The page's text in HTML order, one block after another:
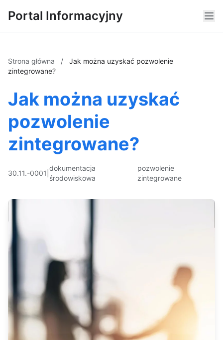
Portal Informacyjny
Strona główna /
Jak można uzyskać pozwolenie
zintegrowane?
Jak można uzyskać
pozwolenie
zintegrowane?
30.11.-0001
dokumentacja
środowiskowa
pozwolenie
zintegrowane